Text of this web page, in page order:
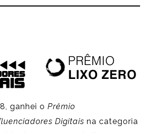
ganhei o Prêmio
Digitais na categoria